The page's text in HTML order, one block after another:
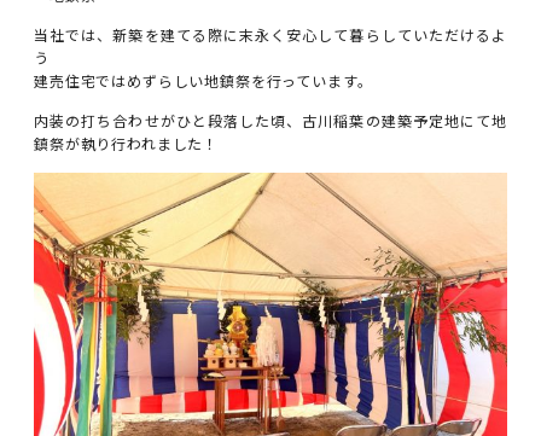
当社では、新築を建てる際に末永く安心して暮らしていただけるよ
う
建売住宅ではめずらしい地鎮祭を行っています。
内装の打ち合わせがひと段落した頃、古川稲葉の建築予定地にて地
鎮祭が執り行われました！